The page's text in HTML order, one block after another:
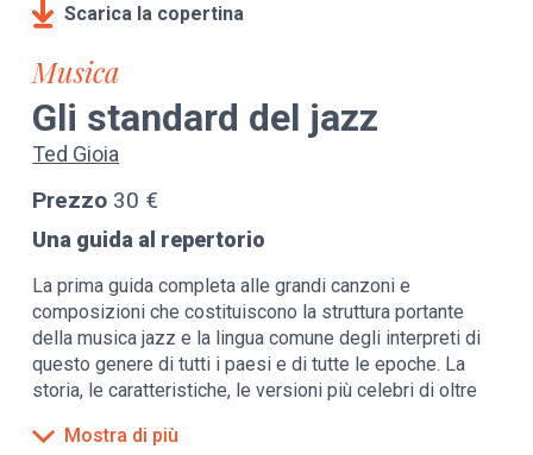
Scarica la copertina
Musica
Gli standard del jazz
Ted Gioia
Prezzo 30 €
Una guida al repertorio
La prima guida completa alle grandi canzoni e
composizioni che costituiscono la struttura portante
della musica jazz e la lingua comune degli interpreti di
questo genere di tutti i paesi e di tutte le epoche. La
storia, le caratteristiche, le versioni più celebri di oltre
Broadway alle più famose melodie di jazzisti del calibro
Mostra di più